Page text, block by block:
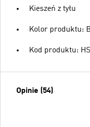
Kieszeń z tyłu
Kolor produktu:
Kod produktu:
Opinie (54)